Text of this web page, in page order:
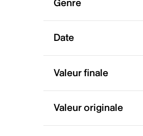
Genre
Date
Valeur finale
Valeur originale